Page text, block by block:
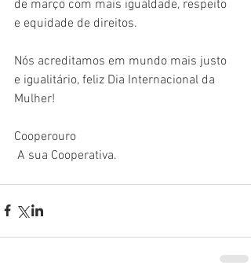
de março com mais igualdade, respeito
e equidade de direitos.
Nós acreditamos em mundo mais justo
e igualitário, feliz Dia Internacional da
Mulher!
Cooperouro
A sua Cooperativa.